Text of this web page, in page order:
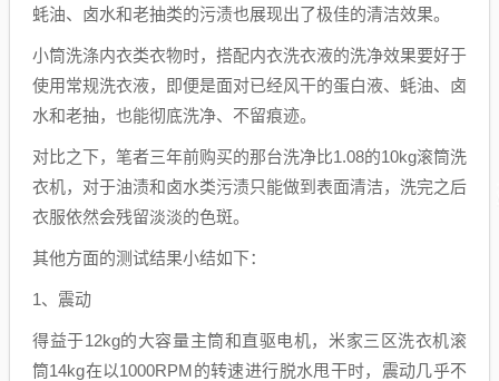
蚝油、卤水和老抽类的污渍也展现出了极佳的清洁效果。
小筒洗涤内衣类衣物时，搭配内衣洗衣液的洗净效果要好于
使用常规洗衣液，即便是面对已经风干的蛋白液、蚝油、卤
水和老抽，也能彻底洗净、不留痕迹。
对比之下，笔者三年前购买的那台洗净比1.08的10kg滚筒洗
衣机，对于油渍和卤水类污渍只能做到表面清洁，洗完之后
衣服依然会残留淡淡的色斑。
其他方面的测试结果小结如下：
1、震动
得益于12kg的大容量主筒和直驱电机，米家三区洗衣机滚
筒14kg在以1000RPM的转速进行脱水甩干时，震动几乎不